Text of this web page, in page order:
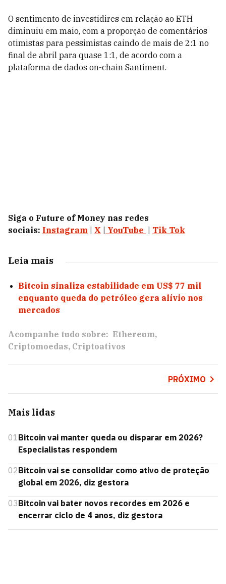
O sentimento de investidires em relação ao ETH
diminuiu em maio, com a proporção de comentários
otimistas para pessimistas caindo de mais de 2:1 no
final de abril para quase 1:1, de acordo com a
plataforma de dados on-chain Santiment.
Siga o Future of Money nas redes
sociais: Instagram X YouTube Tik Tok
Leia mais
Bitcoin sinaliza estabilidade em US$ 77 mil
enquanto queda do petróleo gera alívio nos
mercados
Acompanhe tudo sobre: Ethereum
Criptomoedas Criptoativos
PRÓXIMO
Mais lidas
01Bitcoin vai manter queda ou disparar em 2026?
Especialistas respondem
02Bitcoin vai se consolidar como ativo de proteção
global em 2026, diz gestora
03Bitcoin vai bater novos recordes em 2026 e
encerrar ciclo de 4 anos, diz gestora